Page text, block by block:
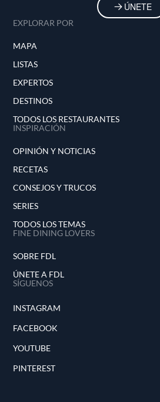
ÚNETE
EXPLORAR POR
MAPA
LISTAS
EXPERTOS
DESTINOS
TODOS LOS RESTAURANTES
INSPIRACIÓN
OPINIÓN Y NOTICIAS
RECETAS
CONSEJOS Y TRUCOS
SERIES
TODOS LOS TEMAS
FINE DINING LOVERS
SOBRE FDL
ÚNETE A FDL
SÍGUENOS
INSTAGRAM
FACEBOOK
YOUTUBE
PINTEREST